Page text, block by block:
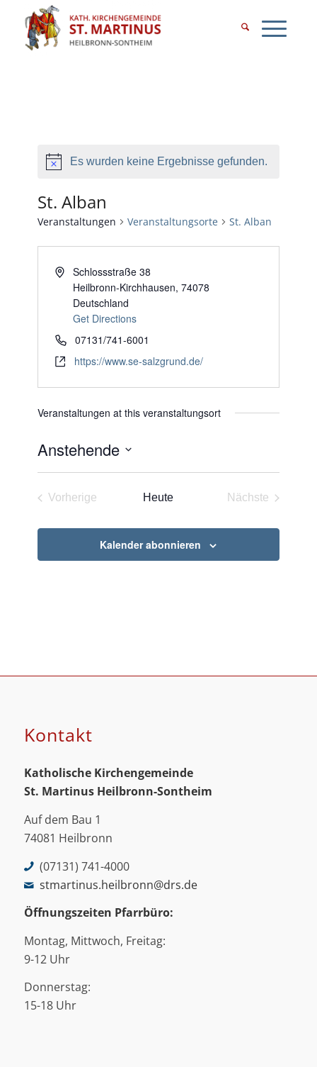
Es wurden keine Ergebnisse gefunden.
St. Alban
Veranstaltungen Veranstaltungsorte St. Alban
Schlossstraße 38
Heilbronn-Kirchhausen, 74078
Deutschland
Get Directions
07131/741-6001
https://www.se-salzgrund.de/
Veranstaltungen at this veranstaltungsort
Anstehende
Datum
Vorherige
Heute
Nächste
Kalender abonnieren
Kontakt
Katholische Kirchengemeinde
St. Martinus Heilbronn-Sontheim
Auf dem Bau 1
74081 Heilbronn
(07131) 741-4000
stmartinus.heilbronn@drs.de
Öffnungszeiten Pfarrbüro:
Montag, Mittwoch, Freitag:
9-12 Uhr
Donnerstag:
15-18 Uhr